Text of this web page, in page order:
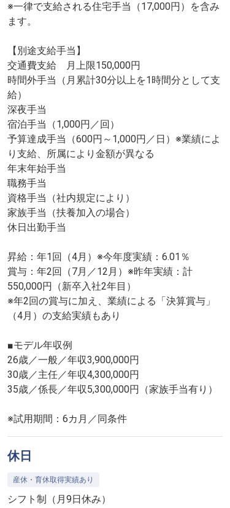
※一律で支給される住宅手当（17,000円）を含み
ます。
【別途支給手当】
交通費支給 月上限150,000円
時間外手当（月累計30分以上を1時間分として支
給）
深夜手当
宿泊手当（1,000円／回）
予算達成手当（600円～1,000円／日）※業績によ
り支給、所属により金額が異なる
年末年始手当
職務手当
資格手当（社内規定により）
家族手当（扶養加入の場合）
休日出勤手当
昇給：年1回（4月）※今年度実績：6.01％
賞与：年2回（7月／12月）※昨年実績：計
550,000円（新卒入社2年目）
※年2回の賞与に加え、業績による「決算賞与」
（4月）の支給実績もあり
■モデル年収例
26歳／一般／年収3,900,000円
30歳／主任／年収4,300,000円
35歳／係長／年収5,300,000円（家族手当有り）
※試用期間：6カ月／同条件
休日
産休・育休取得実績あり
シフト制（月9日休み）